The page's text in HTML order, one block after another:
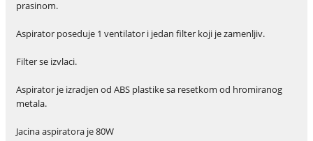
prasinom.
Aspirator poseduje 1 ventilator i jedan filter koji je zamenljiv.
Filter se izvlaci.
Aspirator je izradjen od ABS plastike sa resetkom od hromiranog
metala.
Jacina aspiratora je 80W